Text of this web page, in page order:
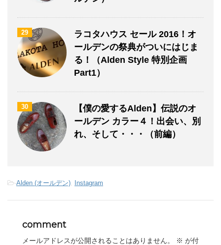
29
ラコタハウス セール 2016！オ
ールデンの祭典がついにはじま
る！（Alden Style 特別企画
Part1）
30
【僕の愛するAlden】伝説のオ
ールデン カラー４！出会い、別
れ、そして・・・（前編）
-Alden (オールデン) Instagram
comment
メールアドレスが公開されることはありません。 ※ が付